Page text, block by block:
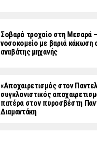
Σοβαρό τροχαίο στη Μεσαρά
νοσοκομείο με βαριά κάκωση
αναβάτης μηχανής
«Aποχαιρετισμός στον
συγκλονιστικός
πατέρα στον πυροσβέστη
Διαμαντάκη